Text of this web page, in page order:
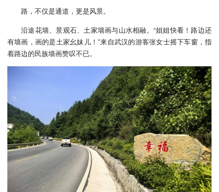
路，不仅是通道，更是风景。
沿途花墙、景观石、土家墙画与山水相融。“姐姐快看！路边还
有墙画，画的是土家幺妹儿！”来自武汉的游客张女士摇下车窗，指
着路边的民族墙画赞叹不已。